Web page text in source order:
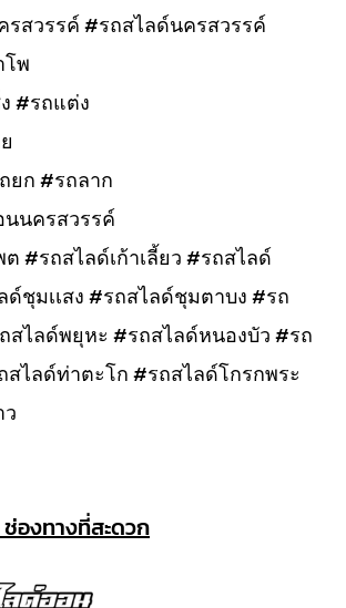
สวรรค์ #รถสไลด์นครสวรรค์
พ
#รถแต่ง
ยก #รถลาก
นครสวรรค์
#รถสไลด์เก้าเลี้ยว #รถสไลด์
ชุมเเสง #รถสไลด์ชุมตาบง #รถ
สไลด์พยุหะ #รถสไลด์หนองบัว #รถ
สไลด์ท่าตะโก #รถสไลด์โกรกพระ
องทางที่สะดวก